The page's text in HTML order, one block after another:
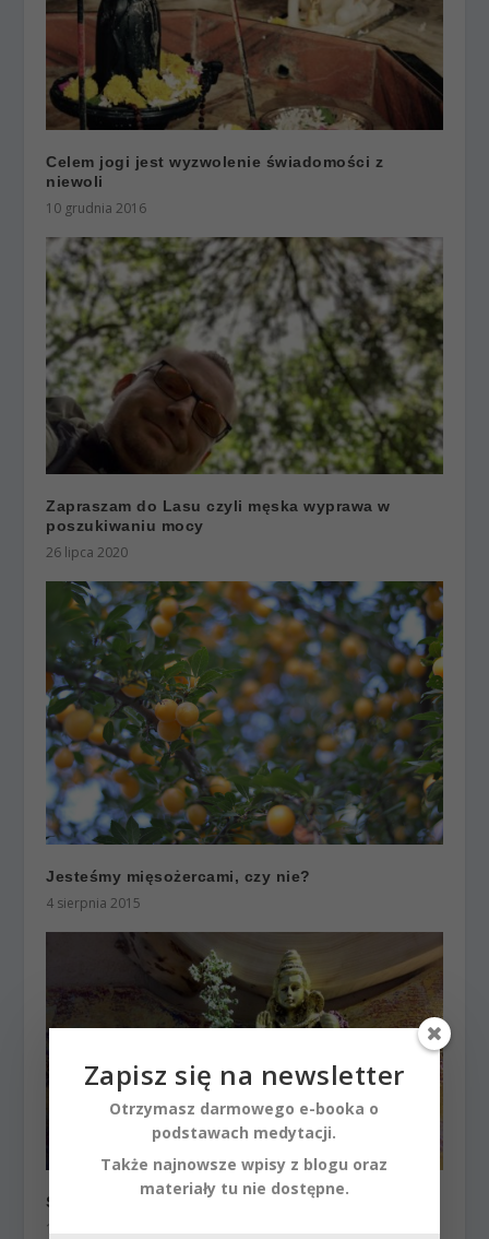
Celem jogi jest wyzwolenie świadomości z
niewoli
10 grudnia 2016
Zapraszam do Lasu czyli męska wyprawa w
poszukiwaniu mocy
26 lipca 2020
Jesteśmy mięsożercami, czy nie?
4 sierpnia 2015
Śiwa, najlepszy z joginów
10 marca 2016
Zapisz się na newsletter
Otrzymasz darmowego e-booka o
podstawach medytacji.
Także najnowsze wpisy z blogu oraz
materiały tu nie dostępne.